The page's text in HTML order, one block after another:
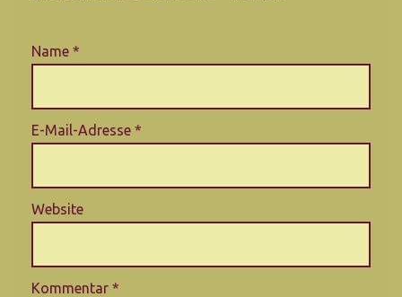
Name *
E-Mail-Adresse *
Website
Kommentar *